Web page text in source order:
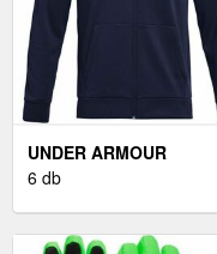
UNDER ARMOUR
ARMOUR FLEECE FÉRFI
6 db